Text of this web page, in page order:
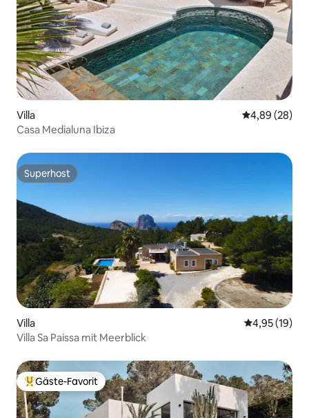
Villa
4,89 (28)
Casa Medialuna Ibiza
Superhost
Superhost
Villa
4,95 (19)
Villa Sa Paissa mit Meerblick
Beliebter Gäste-Favorit.
Gäste-Favorit